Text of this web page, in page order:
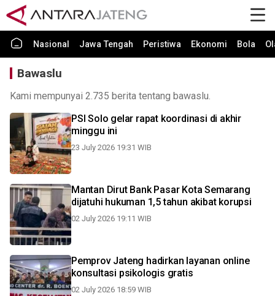
Nasional Jawa Tengah Peristiwa Ekonomi Bola
Bawaslu
Kami mempunyai 2.735 berita tentang bawaslu.
PSI Solo gelar rapat koordinasi di akhir
minggu ini
23 July 2026 19:31 WIB
Mantan Dirut Bank Pasar Kota Semarang
dijatuhi hukuman 1,5 tahun akibat korupsi
02 July 2026 19:11 WIB
Pemprov Jateng hadirkan layanan online
konsultasi psikologis gratis
02 July 2026 18:59 WIB